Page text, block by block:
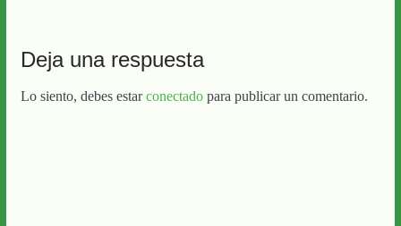
Deja una respuesta
Lo siento, debes estarconectadopara publicar un comentario.